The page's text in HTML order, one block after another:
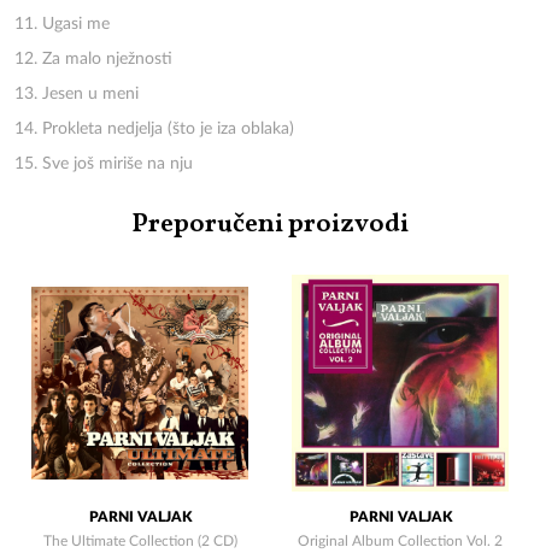
Ugasi me
Za malo nježnosti
Jesen u meni
Prokleta nedjelja (što je iza oblaka)
Sve još miriše na nju
Preporučeni proizvodi
PARNI VALJAK
The Ultimate Collection (2 CD)
PARNI VALJAK
Original Album Collection Vol. 2